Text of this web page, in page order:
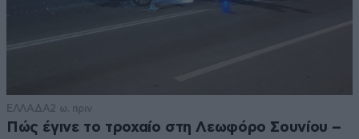
ΕΛΛΑΔΑ2 ω. πριν
Πώς έγινε το τροχαίο στη Λεωφόρο Σουνίου –